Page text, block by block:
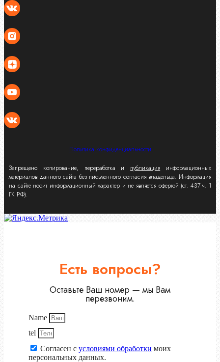
Политика конфиденциальности
Запрещено копирование, переработка и публикация информационных
материалов данного сайта без письменного согласия владельца. Информация
на сайте носит информационный характер и не является офертой (ст. 437 ч. 1
ГК РФ).
Есть вопросы?
Оставьте Ваш номер — мы Вам
перезвоним.
Name
tel
Согласен с условиями обработки моих
персональных данных.